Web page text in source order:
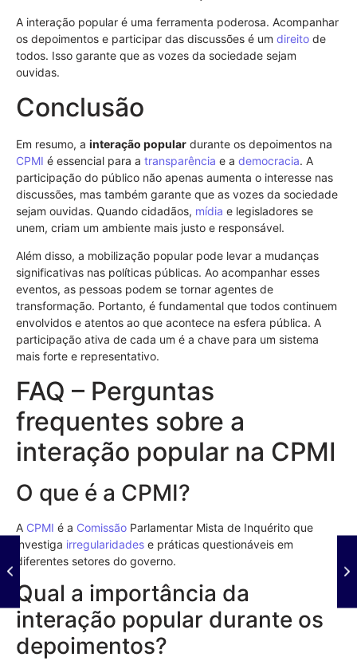
A interação popular é uma ferramenta poderosa. Acompanhar
os depoimentos e participar das discussões é um direito de
todos. Isso garante que as vozes da sociedade sejam
ouvidas.
Conclusão
Em resumo, a interação popular durante os depoimentos na
CPMI é essencial para a transparência e a democracia. A
participação do público não apenas aumenta o interesse nas
discussões, mas também garante que as vozes da sociedade
sejam ouvidas. Quando cidadãos, mídia e legisladores se
unem, criam um ambiente mais justo e responsável.
Além disso, a mobilização popular pode levar a mudanças
significativas nas políticas públicas. Ao acompanhar esses
eventos, as pessoas podem se tornar agentes de
transformação. Portanto, é fundamental que todos continuem
envolvidos e atentos ao que acontece na esfera pública. A
participação ativa de cada um é a chave para um sistema
mais forte e representativo.
FAQ – Perguntas
frequentes sobre a
interação popular na CPMI
O que é a CPMI?
A CPMI é a Comissão Parlamentar Mista de Inquérito que
investiga irregularidades e práticas questionáveis em
diferentes setores do governo.
Qual a importância da
interação popular durante os
depoimentos?